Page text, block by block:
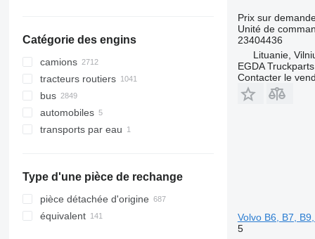
Catégorie des engins
camions
tracteurs routiers
bus
automobiles
transports par eau
Type d'une pièce de rechange
pièce détachée d'origine
équivalent
Prix sur
Unité de
23404436
Lituanie,
EGDA Truckparts
Contacter le
Volvo B6, B7,
5